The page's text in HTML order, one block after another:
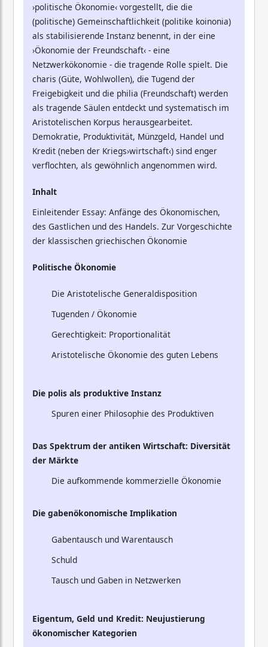
›politische Ökonomie‹ vorgestellt, die die
(politische) Gemeinschaftlichkeit (politike koinonia)
als stabilisierende Instanz benennt, in der eine
›Ökonomie der Freundschaft‹ - eine
Netzwerkökonomie - die tragende Rolle spielt. Die
charis (Güte, Wohlwollen), die Tugend der
Freigebigkeit und die philia (Freundschaft) werden
als tragende Säulen entdeckt und systematisch im
Aristotelischen Korpus herausgearbeitet.
Demokratie, Produktivität, Münzgeld, Handel und
Kredit (neben der Kriegs›wirtschaft‹) sind enger
verflochten, als gewöhnlich angenommen wird.
Inhalt
Einleitender Essay: Anfänge des Ökonomischen,
des Gastlichen und des Handels. Zur Vorgeschichte
der klassischen griechischen Ökonomie
Politische Ökonomie
Die Aristotelische Generaldisposition
Tugenden / Ökonomie
Gerechtigkeit: Proportionalität
Aristotelische Ökonomie des guten Lebens
Die polis als produktive Instanz
Spuren einer Philosophie des Produktiven
Das Spektrum der antiken Wirtschaft: Diversität
der Märkte
Die aufkommende kommerzielle Ökonomie
Die gabenökonomische Implikation
Gabentausch und Warentausch
Schuld
Tausch und Gaben in Netzwerken
Eigentum, Geld und Kredit: Neujustierung
ökonomischer Kategorien